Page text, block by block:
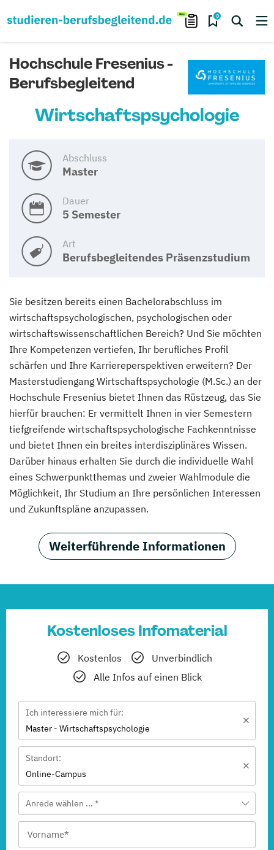
0
Hochschule Fresenius -
Berufsbegleitend
Wirtschaftspsychologie
Abschluss
Master
Dauer
5 Semester
Art
Berufsbegleitendes Präsenzstudium
Sie besitzen bereits einen Bachelorabschluss im
wirtschaftspsychologischen, psychologischen oder
wirtschaftswissenschaftlichen Bereich? Und Sie möchten
Ihre Kompetenzen vertiefen, Ihr berufliches Profil
schärfen und Ihre Karriereperspektiven erweitern? Der
Masterstudiengang Wirtschaftspsychologie (M.Sc.) an der
Hochschule Fresenius bietet Ihnen das Rüstzeug, das Sie
hierfür brauchen: Er vermittelt Ihnen in vier Semestern
tiefgreifende wirtschaftspsychologische Fachkenntnisse
und bietet Ihnen ein breites interdisziplinäres Wissen.
Darüber hinaus erhalten Sie durch die individuelle Wahl
eines Schwerpunktthemas und zweier Wahlmodule die
Möglichkeit, Ihr Studium an Ihre persönlichen Interessen
und Zukunftspläne anzupassen.
Weiterführende Informationen
Kostenloses Infomaterial
Kostenlos
Unverbindlich
Alle Infos auf einen Blick
Ich interessiere mich für:
Master - Wirtschaftspsychologie
Standort:
Online-Campus
Anrede wählen ... *